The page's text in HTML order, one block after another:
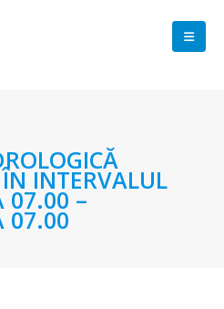
INTERVALUL
07.00 –
07.00